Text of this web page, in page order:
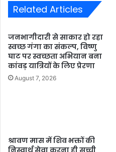
Related Articles
जनभागीदारी से साकार हो रहा
स्वच्छ गंगा का संकल्प, विष्णु
घाट पर स्वच्छता अभियान बना
कांवड़ यात्रियों के लिए प्रेरणा
August 7, 2026
श्रावण मास में शिव भक्तों की
निस्वार्थ सेवा करना ही सच्ची